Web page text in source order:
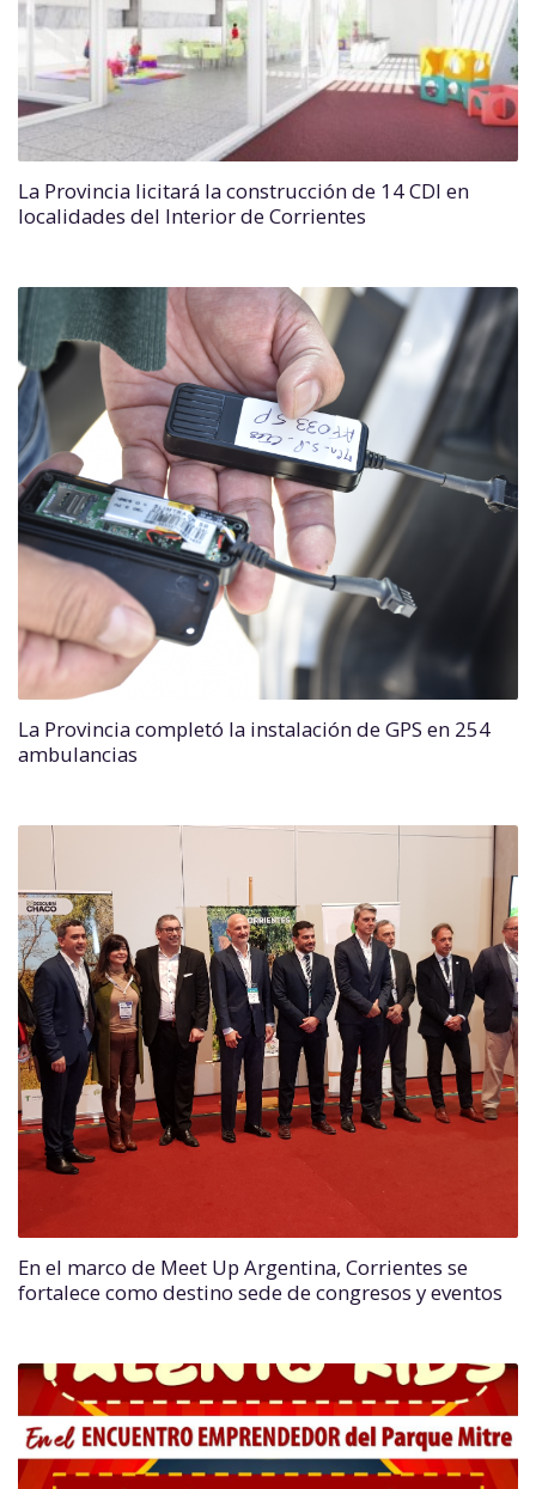
La Provincia licitará la construcción de 14 CDI en
localidades del Interior de Corrientes
La Provincia completó la instalación de GPS en 254
ambulancias
En el marco de Meet Up Argentina, Corrientes se
fortalece como destino sede de congresos y eventos